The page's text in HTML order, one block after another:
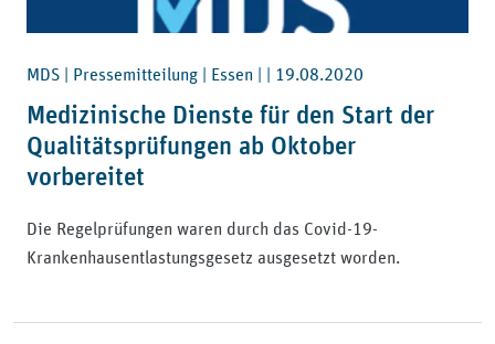
MDS | Pressemitteilung | Essen | | 19.08.2020
Medizinische Dienste für den Start der
Qualitätsprüfungen ab Oktober
vorbereitet
Die Regelprüfungen waren durch das Covid-19-
Krankenhausentlastungsgesetz ausgesetzt worden.